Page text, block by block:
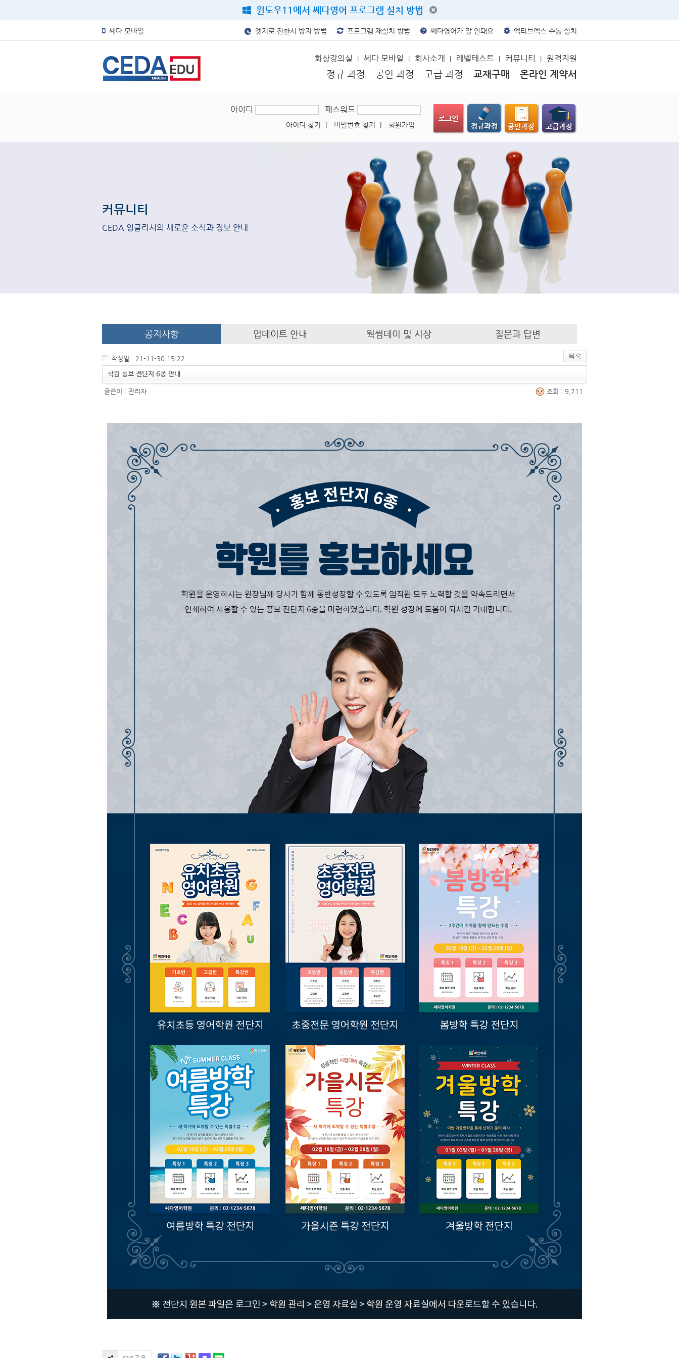
윈도우11에서 쎄다영어 프로그램 설치 방법
쎄다 모바일 엣지로 전환시 방지 방법 프로그램 재설치 방법 쎄다영어가 잘 안돼요 엑티브엑스 수동 설치
화상강의실 쎄다 모바일 회사소개 레벨테스트 커뮤니티 원격지원
정규 과정 공인 과정 고급 과정 교재구매 온라인 계약서
아이디 패스워드
아이디 찾기 비밀번호 찾기 회원가입
커뮤니티
CEDA 잉글리시의 새로운 소식과 정보 안내
공지사항 업데이트 안내 웍썸데이 및 시상 질문과 답변
작성일 : 21-11-30 15:22
학원 홍보 전단지 6종 안내
글쓴이 : 관리자 조회 : 9,711